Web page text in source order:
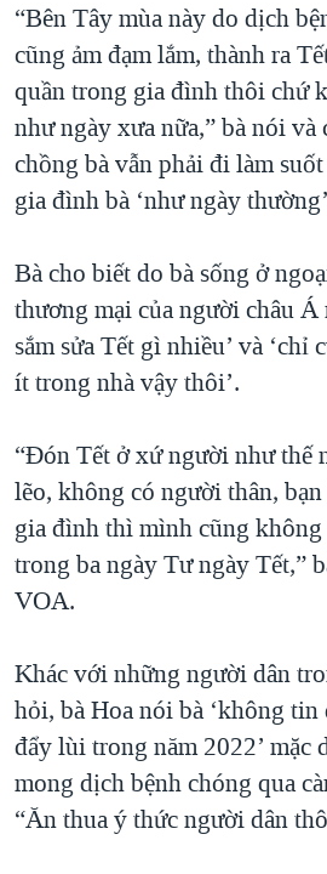
“Bên Tây mùa này do dịch
cũng ảm đạm lắm, thành ra
quần trong gia đình thôi chứ
như ngày xưa nữa,” bà nói
chồng bà vẫn phải đi làm
gia đình bà ‘như ngày
Bà cho biết do bà sống ở
thương mại của người châu Á
sắm sửa Tết gì nhiều’ và ‘chỉ
ít trong nhà vậy thôi’.
“Đón Tết ở xứ người như thế
lẽo, không có người thân,
gia đình thì mình cũng
trong ba ngày Tư ngày Tết,”
VOA.
Khác với những người dân
hỏi, bà Hoa nói bà ‘không tin
đẩy lùi trong năm 2022’ mặc
mong dịch bệnh chóng qua
“Ăn thua ý thức người dân